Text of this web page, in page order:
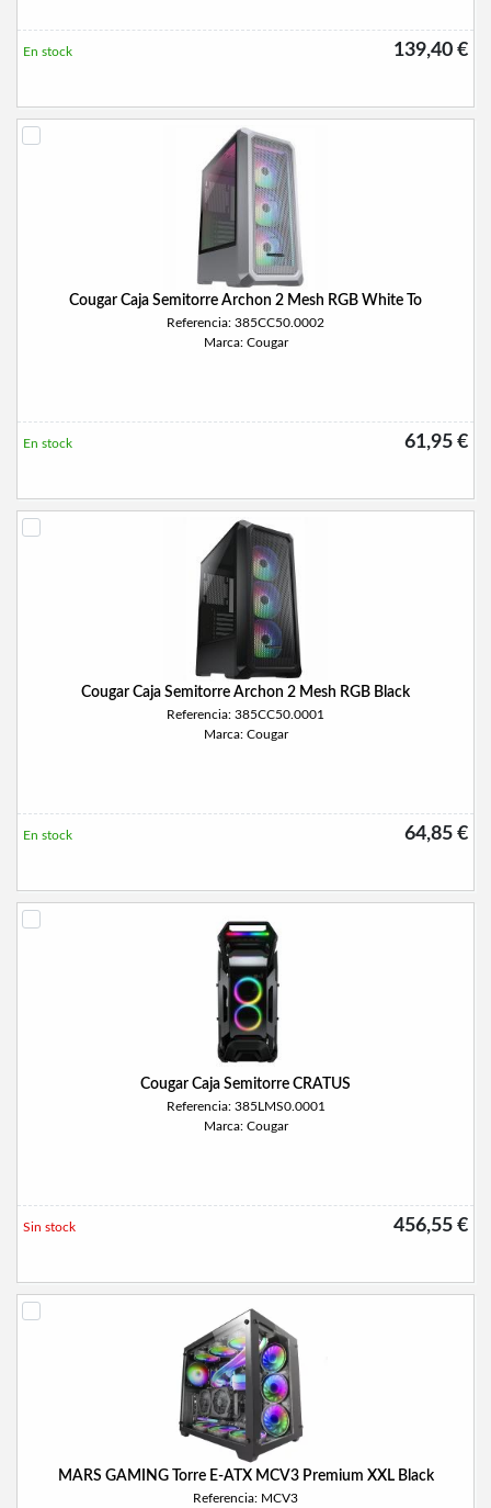
139,40 €
En stock
Cougar Caja Semitorre Archon 2 Mesh RGB White To
Referencia: 385CC50.0002
Marca: Cougar
61,95 €
En stock
Cougar Caja Semitorre Archon 2 Mesh RGB Black
Referencia: 385CC50.0001
Marca: Cougar
64,85 €
En stock
Cougar Caja Semitorre CRATUS
Referencia: 385LMS0.0001
Marca: Cougar
456,55 €
Sin stock
MARS GAMING Torre E-ATX MCV3 Premium XXL Black
Referencia: MCV3